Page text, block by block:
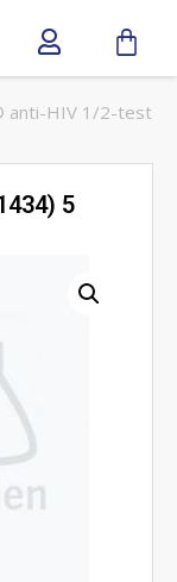
anti-HIV 1/2-test
5